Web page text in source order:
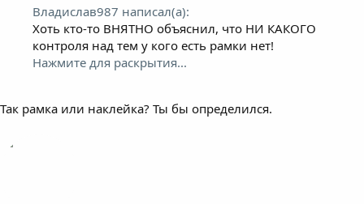
Владислав987 написал(а):
Хоть кто-то ВНЯТНО объяснил, что НИ КАКОГО
контроля над тем у кого есть рамки нет!
Нажмите для раскрытия...
Так рамка или наклейка? Ты бы определился.